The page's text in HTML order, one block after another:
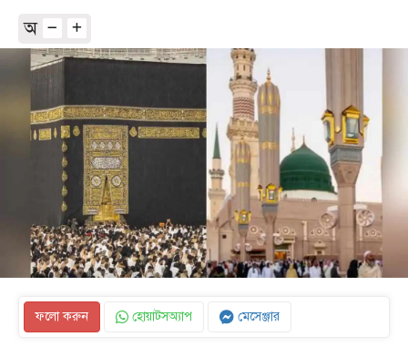
অ
ফলো করুন হোয়াটসঅ্যাপ মেসেঞ্জার